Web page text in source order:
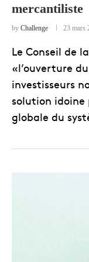
mercantiliste
by Challenge 23 mars
Le Conseil de
«l’ouverture
investisseurs
solution
globale du